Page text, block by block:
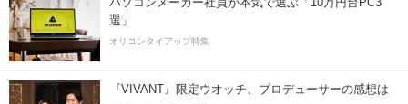
選」
オリコンタイアップ特集
『VIVANT』限定ウオッチ、プロデューサーの感想は